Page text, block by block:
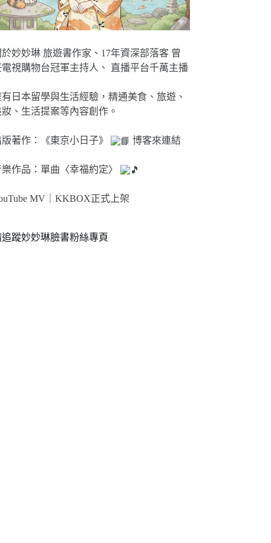
妙妙琳 旅遊書作家、17年資深部落客 曾
電視購物台冠軍主持人、 直播平台千萬主播
日本留學與生活經驗，精通美食、旅遊、
、生活提案等內容創作。
著作：《東京小日子》 博客來連結
作品：單曲〈幸福約定〉
MV｜KKBOX正式上架
追蹤妙妙琳臉書粉絲專頁